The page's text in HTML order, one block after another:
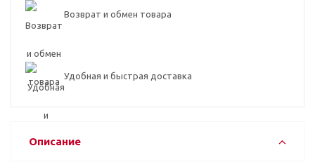
Возврат и обмен товара
Удобная и быстрая доставка
Описание